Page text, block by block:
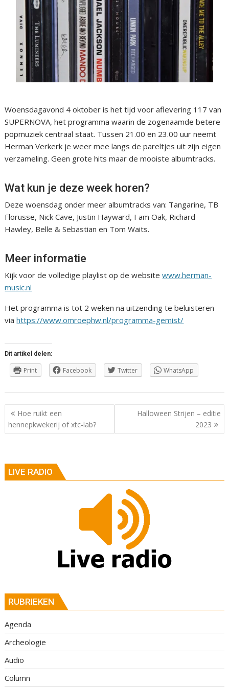
Woensdagavond 4 oktober is het tijd voor aflevering 117 van
SUPERNOVA, het programma waarin de zogenaamde betere
popmuziek centraal staat. Tussen 21.00 en 23.00 uur neemt
Herman Verkerk je weer mee langs de pareltjes uit zijn eigen
verzameling. Geen grote hits maar de mooiste albumtracks.
Wat kun je deze week horen?
Deze woensdag onder meer albumtracks van: Tangarine, TB
Florusse, Nick Cave, Justin Hayward, I am Oak, Richard
Hawley, Belle & Sebastian en Tom Waits.
Meer informatie
Kijk voor de volledige playlist op de websitewww.herman-
music.nl
Het programma is tot 2 weken na uitzending te beluisteren
viahttps://www.omroephw.nl/programma-gemist/
Dit artikel delen:
Print Facebook Twitter WhatsApp
Berichtnavigatie
Hoe ruikt een
hennepkwekerij of xtc-lab?
Halloween Strijen – editie
2023
LIVE RADIO
RUBRIEKEN
Agenda
Archeologie
Audio
Column